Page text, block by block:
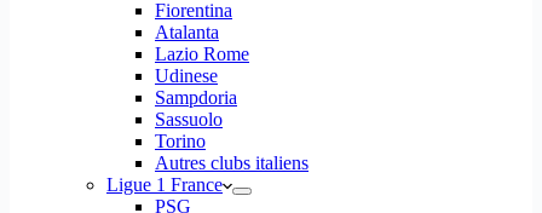
Fiorentina
Atalanta
Lazio Rome
Udinese
Sampdoria
Sassuolo
Torino
Autres clubs italiens
Ligue 1 France
PSG